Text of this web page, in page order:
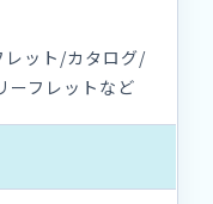
ット/カタログ/
ーフレットなど